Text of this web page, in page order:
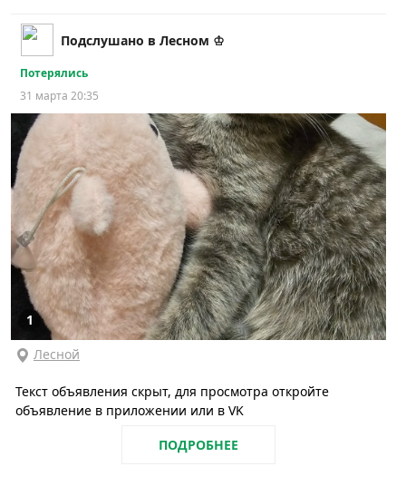
Подслушано в Лесном ♔
Потерялись
31 марта 20:35
1
Лесной
Текст объявления скрыт, для просмотра откройте
объявление в приложении или в VK
ПОДРОБНЕЕ